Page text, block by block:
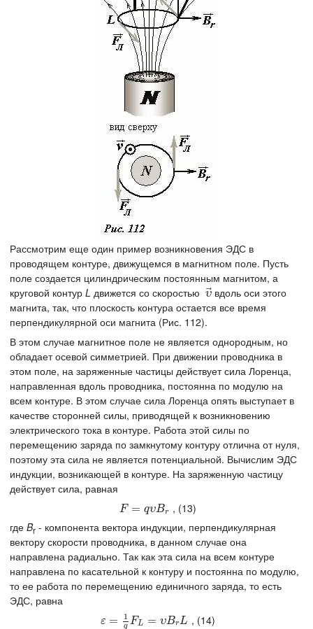
Рассмотрим еще один пример возникновения ЭДС в
проводящем контуре, движущемся в магнитном поле. Пусть
поле создается цилиндрическим постоянным магнитом, а
круговой контур L движется со скоростью υ
υ→вдоль оси этого
магнита, так, что плоскость контура остается все время
перпендикулярной оси магнита (Рис. 112).
В этом случае магнитное поле не является однородным, но
обладает осевой симметрией. При движении проводника в
этом поле, на заряженные частицы действует сила Лоренца,
направленная вдоль проводника, постоянна по модулю на
всем контуре. В этом случае сила Лоренца опять выступает в
качестве сторонней силы, приводящей к возникновению
электрического тока в контуре. Работа этой силы по
перемещению заряда по замкнутому контуру отлична от нуля,
поэтому эта сила не является потенциальной. Вычислим ЭДС
индукции, возникающей в контуре. На заряженную частицу
действует сила, равная
F = qυBr
F= qυ Br
, (13)
где Br - компонента вектора индукции, перпендикулярная
вектору скорости проводника, в данном случае она
направлена радиально. Так как эта сила на всем контуре
направлена по касательной к контуру и постоянна по модулю,
то ее работа по перемещению единичного заряда, то есть
ЭДС, равна
ε = 1
q FL = υBrL
ε =1 qFL=υ Br L
, (14)